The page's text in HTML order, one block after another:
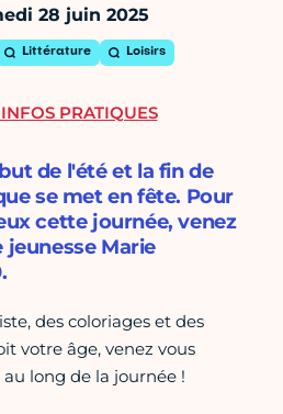
28 juin 2025
Littérature Loisirs
de l'été et la fin de
se met en fête. Pour
cette journée, venez
Marie
des coloriages et des
votre âge, venez vous
long de la journée !
PRATIQUES